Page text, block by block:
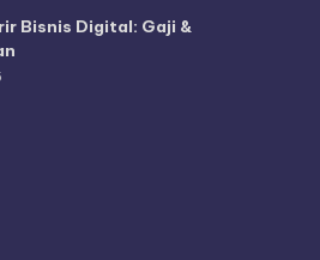
Bisnis Digital: Gaji &